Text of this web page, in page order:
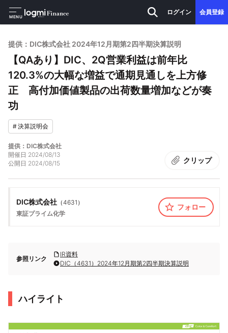
MENU
ログイン 会員登録
提供：DIC株式会社 2024年12月期第2四半期決算説明
【QAあり】DIC、2Q営業利益は前年比
120.3%の大幅な増益で通期見通しを上方修
正 高付加価値製品の出荷数量増加などが奏
功
#決算説明会
提供：DIC株式会社
開催日 2024/08/13
公開日 2024/08/15 クリップ
DIC株式会社 （4631 ）
東証プライム化学
フォロー
参照リンク
IR資料
DIC（4631）2024年12月期第2四半期決算説明
ハイライト